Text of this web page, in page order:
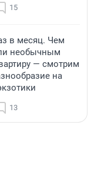
15
в месяц. Чем
необычным
— смотрим
на
13